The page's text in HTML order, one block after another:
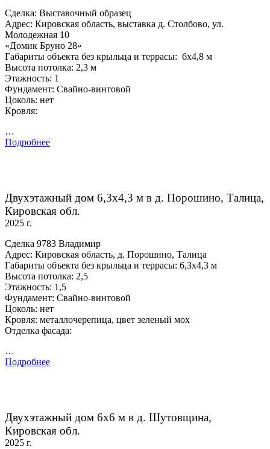
Сделка: Выставочный образец
Адрес: Кировская область, выставка д. Столбово, ул.
Молодежная 10
«Домик Бруно 28»
Габариты объекта без крыльца и террасы: 6х4,8 м
Высота потолка: 2,3 м
Этажность: 1
Фундамент: Свайно-винтовой
Цоколь: нет
Кровля:
…
Подробнее
Двухэтажный дом 6,3х4,3 м в д. Порошино, Талица,
Кировская обл.
2025 г.
Сделка 9783 Владимир
Адрес: Кировская область, д. Порошино, Талица
Габариты объекта без крыльца и террасы: 6,3х4,3 м
Высота потолка: 2,5
Этажность: 1,5
Фундамент: Свайно-винтовой
Цоколь: нет
Кровля: металлочерепица, цвет зеленый мох
Отделка фасада:
…
Подробнее
Двухэтажный дом 6х6 м в д. Шутовщина,
Кировская обл.
2025 г.